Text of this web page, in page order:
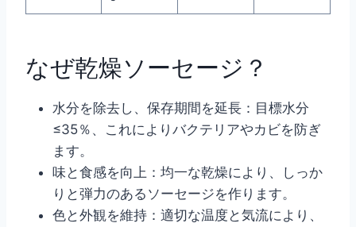
なぜ乾燥ソーセージ？
水分を除去し、保存期間を延長：目標水分
≤35％、これによりバクテリアやカビを防ぎ
ます。
味と食感を向上：均一な乾燥により、しっか
りと弾力のあるソーセージを作ります。
色と外観を維持：適切な温度と気流により、